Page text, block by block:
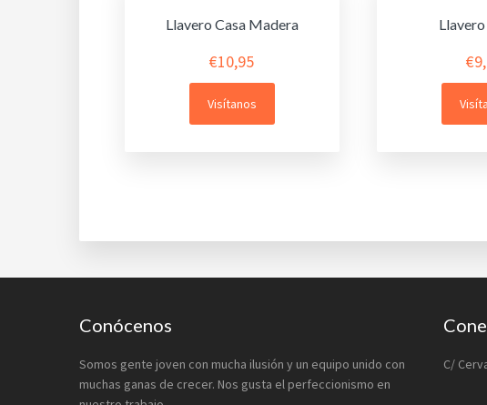
Llavero Casa Madera
€10,95
Visítanos
€
FooterConócenos
Somos gente joven con mucha ilusión y un equipo unido con
muchas ganas de crecer. Nos gusta el perfeccionismo en
C/